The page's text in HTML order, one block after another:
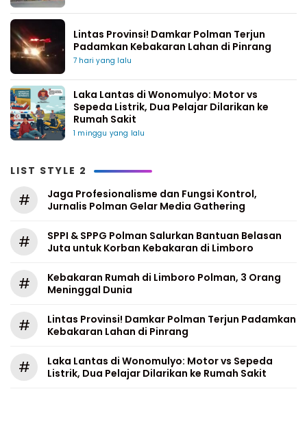
Lintas Provinsi! Damkar Polman Terjun
Padamkan Kebakaran Lahan di Pinrang
7 hari yang lalu
Laka Lantas di Wonomulyo: Motor vs
Sepeda Listrik, Dua Pelajar Dilarikan ke
Rumah Sakit
1 minggu yang lalu
LIST STYLE 2
#
Jaga Profesionalisme dan Fungsi Kontrol,
Jurnalis Polman Gelar Media Gathering
#
SPPI & SPPG Polman Salurkan Bantuan Belasan
Juta untuk Korban Kebakaran di Limboro
#
Kebakaran Rumah di Limboro Polman, 3 Orang
Meninggal Dunia
#
Lintas Provinsi! Damkar Polman Terjun Padamkan
Kebakaran Lahan di Pinrang
#
Laka Lantas di Wonomulyo: Motor vs Sepeda
Listrik, Dua Pelajar Dilarikan ke Rumah Sakit